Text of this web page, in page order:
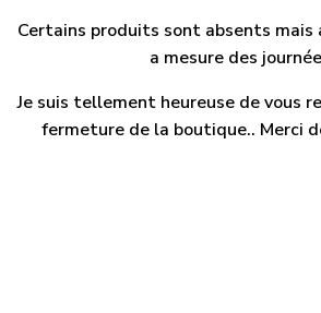
Certains produits sont absents mais
a mesure des
Je suis tellement heureuse de vous
fermeture de la boutique.. Merci